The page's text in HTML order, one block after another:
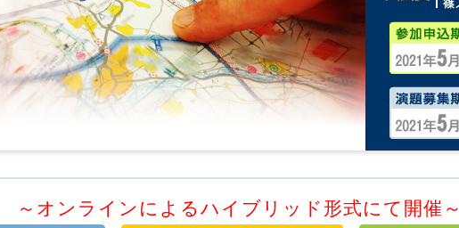
～オンラインによるハイブリッド形式にて開催～